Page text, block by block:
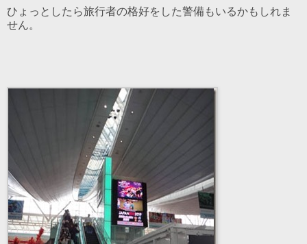
ひょっとしたら旅行者の格好をした警備もいるかもしれま
せん。